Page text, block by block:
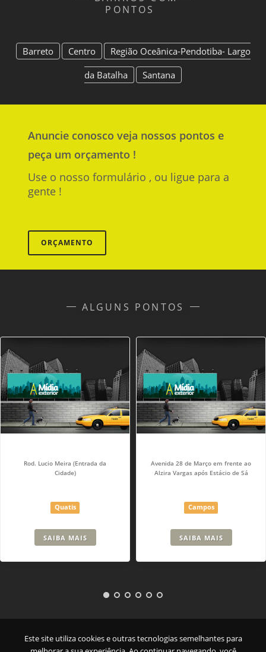
Este site utiliza cookies e outras tecnologias semelhantes para
PONTOS
Barreto Centro
Região Oceânica-Pendotiba- Largo
da Batalha
Santana
Anuncie conosco veja nossos pontos e
peça um orçamento !
Use o nosso formulário , ou ligue para a
gente !
ORÇAMENTO
ALGUNS PONTOS
Rod. Lucio Meira (Entrada da
Cidade)
Quatis
SAIBA MAIS
Avenida 28 de Março em frente ao
Alzira Vargas após Estácio de Sá
Campos
SAIBA MAIS
Empresa|Serviços|Pontos|Contato